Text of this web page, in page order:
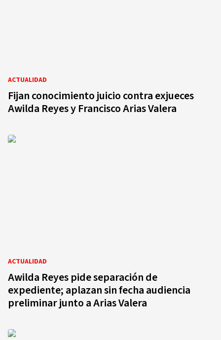
ACTUALIDAD
Fijan conocimiento juicio contra exjueces
Awilda Reyes y Francisco Arias Valera
ACTUALIDAD
Awilda Reyes pide separación de
expediente; aplazan sin fecha audiencia
preliminar junto a Arias Valera